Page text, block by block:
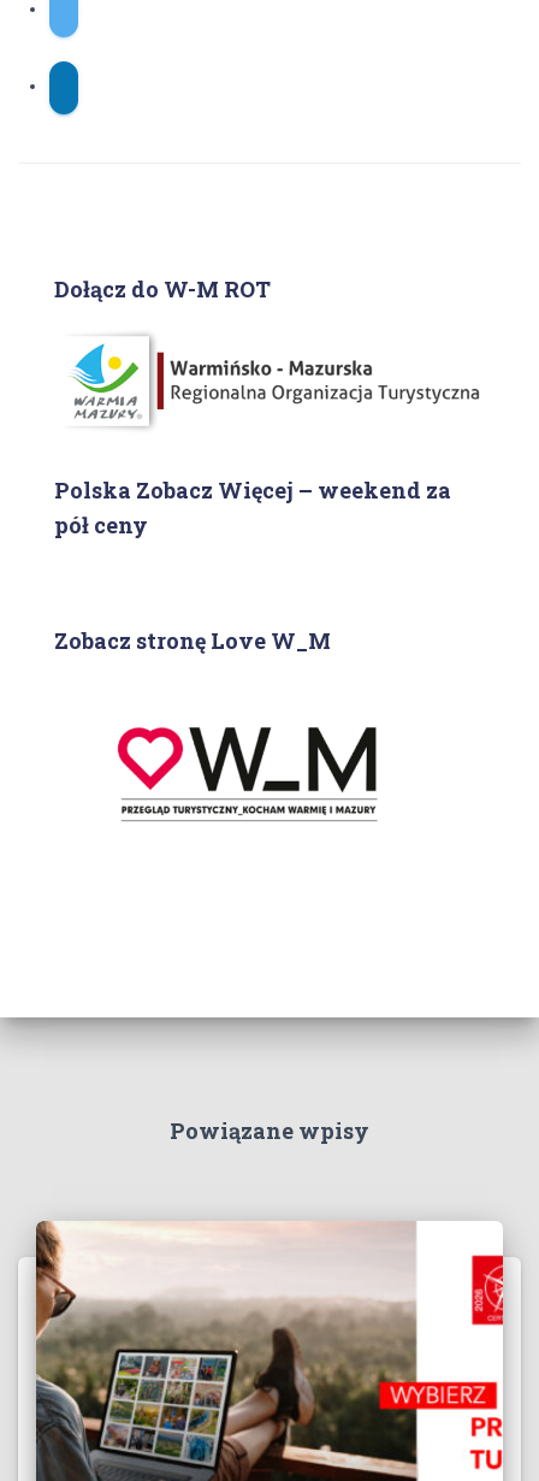
Dołącz do W-M ROT
Polska Zobacz Więcej – weekend za
pół ceny
Zobacz stronę Love W_M
Powiązane wpisy